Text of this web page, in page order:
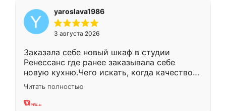
yaroslava1986
3 августа 2026
Заказала себе новый шкаф в студии
Ренессанс где ранее заказывала себе
новую кухню.Чего искать, когда качеством
вполне довольна. Служит кухня уже почти
два года, нареканий нет.
Читать полностью